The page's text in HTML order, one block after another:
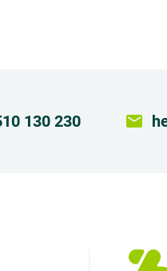
130 230 email